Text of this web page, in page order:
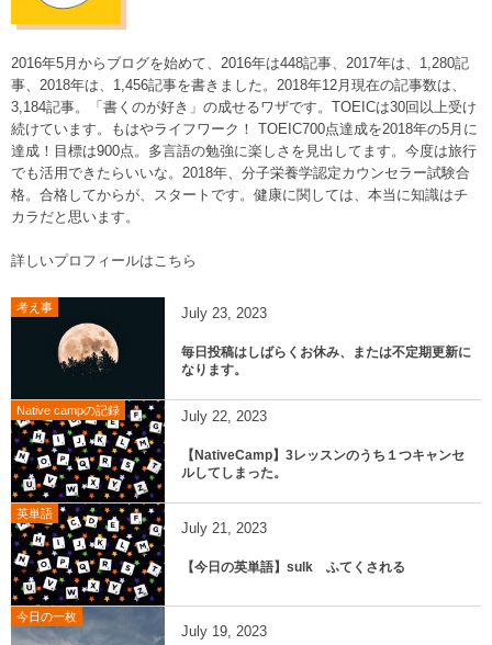
2016年5月からブログを始めて、2016年は448記事、2017年は、1,280記
事、2018年は、1,456記事を書きました。2018年12月現在の記事数は、
3,184記事。「書くのが好き」の成せるワザです。TOEICは30回以上受け
続けています。もはやライフワーク！ TOEIC700点達成を2018年の5月に
達成！目標は900点。多言語の勉強に楽しさを見出してます。今度は旅行
でも活用できたらいいな。2018年、分子栄養学認定カウンセラー試験合
格。合格してからが、スタートです。健康に関しては、本当に知識はチ
カラだと思います。
詳しいプロフィールはこちら
考え事 July 23, 2023
毎日投稿はしばらくお休み、または不定期更新に
なります。
Native campの記録 July 22, 2023
【NativeCamp】3レッスンのうち１つキャンセ
ルしてしまった。
英単語
July 21, 2023
【今日の英単語】sulk ふてくされる
今日の一枚
July 19, 2023